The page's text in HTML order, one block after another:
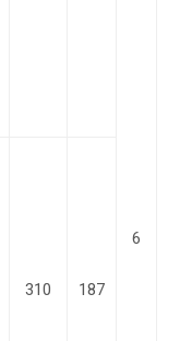
6
310 187